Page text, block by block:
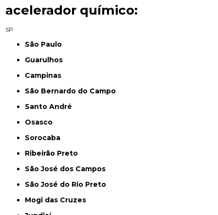
acelerador químico:
SP
São Paulo
Guarulhos
Campinas
São Bernardo do Campo
Santo André
Osasco
Sorocaba
Ribeirão Preto
São José dos Campos
São José do Rio Preto
Mogi das Cruzes